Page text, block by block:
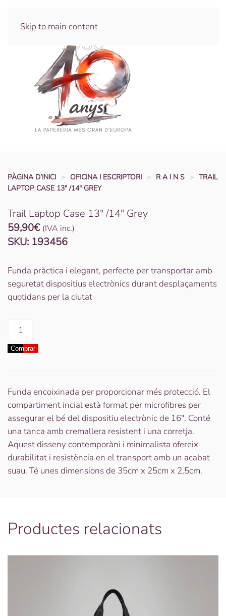
Skip to main content
PÀGINA D’INICI OFICINA I ESCRIPTORI R A I N S
TRAIL
LAPTOP CASE 13″ /14″ GREY
Trail Laptop Case 13″ /14″ Grey
59,90€ (IVA inc.)
SKU: 193456
Funda pràctica i elegant, perfecte per transportar amb
seguretat dispositius electrònics durant desplaçaments
quotidans per la ciutat
quantitat
Trail
13"
/14"
Grey
Comprar
Funda encoixinada per proporcionar més protecció. El
compartiment incial està format per microfibres per
assegurar el bé del dispositiu electrònic de 16″. Conté
una tanca amb cremallera resistent i una corretja.
Aquest disseny contemporàni i minimalista ofereix
durabilitat i resistència en el transport amb un acabat
suau. Té unes dimensions de 35cm x 25cm x 2,5cm.
Productes relacionats